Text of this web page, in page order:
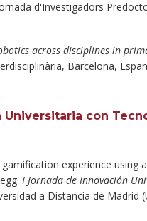
d'Investigadors
across disciplines in
Barcelona,
con
gamification experience using
I Jornada de Innovación
a Distancia de Madrid